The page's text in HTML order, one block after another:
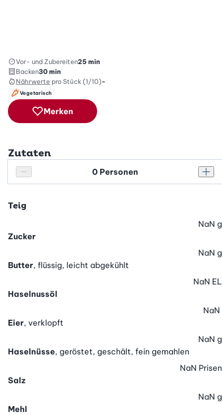
Vor- und Zubereiten25 min
Backen30 min
Nährwerte pro Stück (1/10)-
Vegetarisch
Merken
Zutaten
Personenanzahl verringern
Personenanzahl
Teig
Zucker
NaN g
Butter, flüssig, leicht abgekühlt
NaN g
Haselnussöl
NaN EL
Eier, verklopft
NaN
Haselnüsse, geröstet, geschält, fein gemahlen
NaN g
Salz
NaN Prisen
Mehl
NaN g